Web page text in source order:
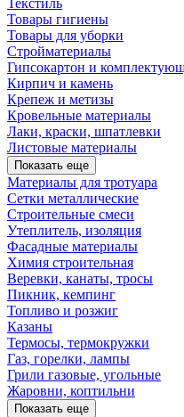
Текстиль
Товары гигиены
Товары для уборки
Стройматериалы
Гипсокартон и
Кирпич и камень
Крепеж и метизы
Кровельные материалы
Лаки, краски, шпатлевки
Листовые материалы
Показать еще
Материалы для тротуара
Сетки металлические
Строительные смеси
Утеплитель, изоляция
Фасадные материалы
Химия строительная
Веревки, канаты, тросы
Пикник, кемпинг
Топливо и розжиг
Казаны
Термосы, термокружки
Газ, горелки, лампы
Грили газовые, угольные
Жаровни, коптильни
Показать еще